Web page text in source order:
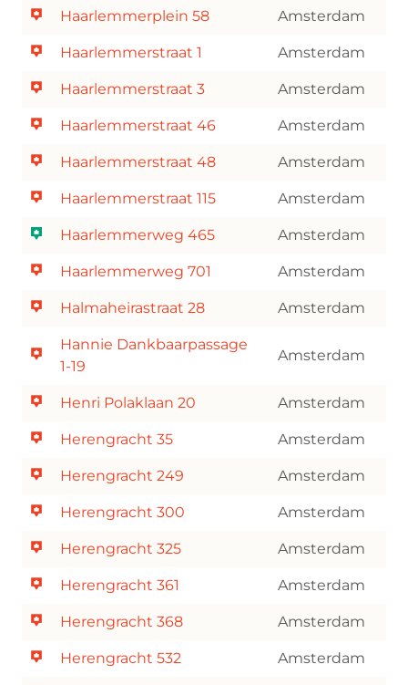
Haarlemmerplein 58 Amsterdam
Haarlemmerstraat 1 Amsterdam
Haarlemmerstraat 3 Amsterdam
Haarlemmerstraat 46 Amsterdam
Haarlemmerstraat 48 Amsterdam
Haarlemmerstraat 115 Amsterdam
Haarlemmerweg 465 Amsterdam
Haarlemmerweg 701 Amsterdam
Halmaheirastraat 28 Amsterdam
Hannie Dankbaarpassage
1-19
Amsterdam
Henri Polaklaan 20 Amsterdam
Herengracht 35 Amsterdam
Herengracht 249 Amsterdam
Herengracht 300 Amsterdam
Herengracht 325 Amsterdam
Herengracht 361 Amsterdam
Herengracht 368 Amsterdam
Herengracht 532 Amsterdam